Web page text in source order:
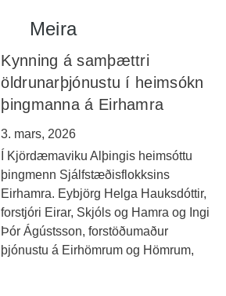
Meira
Kynning á samþættri
öldrunarþjónustu í heimsókn
þingmanna á Eirhamra
3. mars, 2026
Í Kjördæmaviku Alþingis heimsóttu
þingmenn Sjálfstæðisflokksins
Eirhamra. Eybjörg Helga Hauksdóttir,
forstjóri Eirar, Skjóls og Hamra og Ingi
Þór Ágústsson, forstöðumaður
þjónustu á Eirhömrum og Hömrum,